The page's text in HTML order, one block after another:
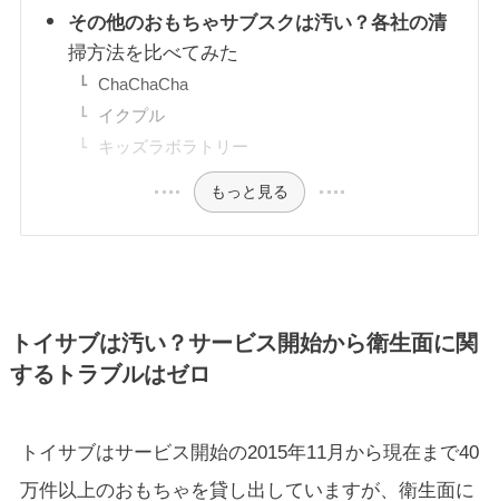
その他のおもちゃサブスクは汚い？各社の清
掃方法を比べてみた
ChaChaCha
イクプル
キッズラボラトリー
もっと見る
トイサブは汚い？サービス開始から衛生面に関
するトラブルはゼロ
トイサブはサービス開始の2015年11月から現在まで40
万件以上のおもちゃを貸し出していますが、衛生面に